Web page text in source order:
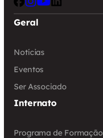
Geral
Notícias
Eventos
Ser Associado
Internato
Programa de Formação